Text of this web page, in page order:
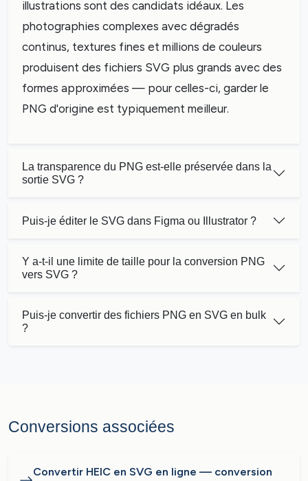
illustrations sont des candidats idéaux. Les
photographies complexes avec dégradés
continus, textures fines et millions de couleurs
produisent des fichiers SVG plus grands avec des
formes approximées — pour celles-ci, garder le
PNG d'origine est typiquement meilleur.
La transparence du PNG est-elle préservée dans la
sortie SVG ?
Puis-je éditer le SVG dans Figma ou Illustrator ?
Y a-t-il une limite de taille pour la conversion PNG
vers SVG ?
Puis-je convertir des fichiers PNG en SVG en bulk
?
Conversions associées
Convertir HEIC en SVG en ligne — conversion